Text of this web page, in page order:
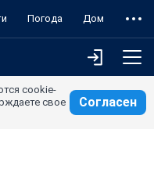
Погода Дом
cookie-
свое
Согласен